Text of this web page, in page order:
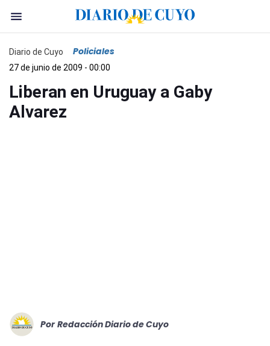
Diario de Cuyo Policiales
27 de junio de 2009 - 00:00
Liberan en Uruguay a Gaby
Alvarez
Por Redacción Diario de Cuyo